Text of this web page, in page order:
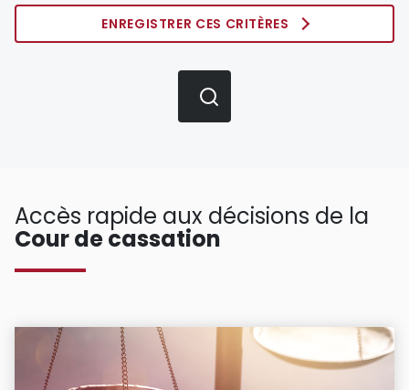
ENREGISTRER CES CRITÈRES
Accès rapide aux décisions de la
Cour de cassation